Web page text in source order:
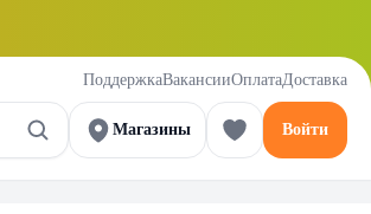
ПоддержкаВакансииОплатаДоставка
Магазины Войти